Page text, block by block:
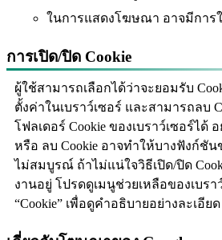
ในการแสดงโฆษณา อาจมีการใ
การเปิด/ปิด Cookie
ผู้ใช้สามารถเลือกได้ว่าจะยอมรับ
ตั้งค่าในเบราว์เซอร์ และสามารถลบ
โฟลเดอร์ Cookie ของเบราว์เซอร์ได้
หรือ ลบ Cookie อาจทำให้บางฟังก์ชั
ไม่สมบูรณ์ ถ้าไม่แน่ใจวิธีเปิด/ปิด
งานอยู่ โปรดดูเมนูช่วยเหลือของเบร
“Cookie” เพื่อดูคำอธิบายอย่างละเอียด